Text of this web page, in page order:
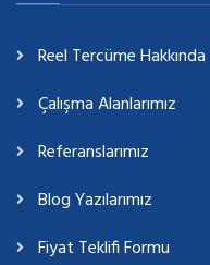
Reel Tercüme Hakkında
Çalışma Alanlarımız
Referanslarımız
Blog Yazılarımız
Fiyat Teklifi Formu